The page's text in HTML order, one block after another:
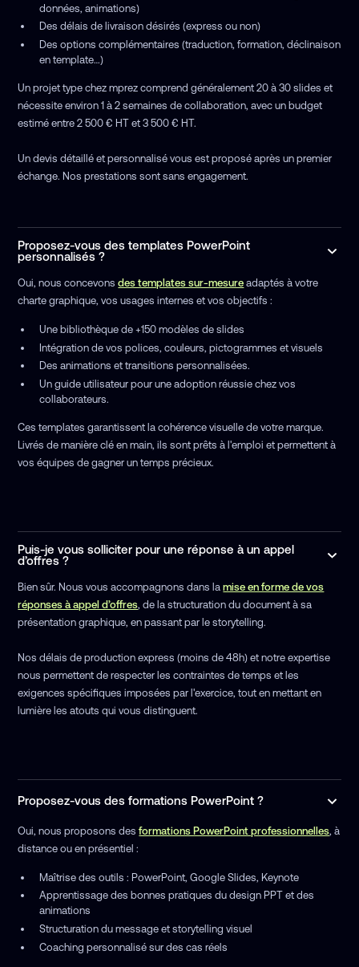
données, animations)
Des délais de livraison désirés (express ou non)
Des options complémentaires (traduction, formation, déclinaison
en template…)
Un projet type chez mprez comprend généralement 20 à 30 slides et
nécessite environ 1 à 2 semaines de collaboration, avec un budget
estimé entre 2 500 € HT et 3 500 € HT.
Un devis détaillé et personnalisé vous est proposé après un premier
échange. Nos prestations sont sans engagement.
Proposez-vous des templates PowerPoint
personnalisés ?
Oui, nous concevonsdes templates sur-mesure adaptés à votre
charte graphique, vos usages internes et vos objectifs :
Une bibliothèque de +150 modèles de slides
Intégration de vos polices, couleurs, pictogrammes et visuels
Des animations et transitions personnalisées.
Un guide utilisateur pour une adoption réussie chez vos
collaborateurs.
Ces templates garantissent la cohérence visuelle de votre marque.
Livrés de manière clé en main, ils sont prêts à l'emploi et permettent à
vos équipes de gagner un temps précieux.
Puis-je vous solliciter pour une réponse à un appel
d’offres ?
Bien sûr. Nous vous accompagnons dans lamise en forme de vos
réponses à appel d’offres, de la structuration du document à sa
présentation graphique, en passant par le storytelling.
Nos délais de production express (moins de 48h) et notre expertise
nous permettent de respecter les contraintes de temps et les
exigences spécifiques imposées par l'exercice, tout en mettant en
lumière les atouts qui vous distinguent.
Proposez-vous des formations PowerPoint ?
Oui, nous proposons desformations PowerPoint professionnelles, à
distance ou en présentiel :
Maîtrise des outils : PowerPoint, Google Slides, Keynote
Apprentissage des bonnes pratiques du design PPT et des
animations
Structuration du message et storytelling visuel
Coaching personnalisé sur des cas réels